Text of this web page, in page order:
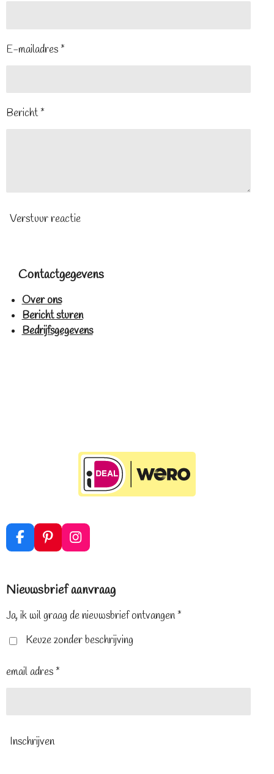
E-mailadres *
Bericht *
Verstuur reactie
Contactgegevens
Over ons
Bericht sturen
Bedrijfsgegevens
F
a
b
o
P
i
e
e
t
I
n
a
r
m
Nieuwsbrief aanvraag
Ja, ik wil graag de nieuwsbrief ontvangen *
Keuze zonder beschrijving
email adres *
Inschrijven